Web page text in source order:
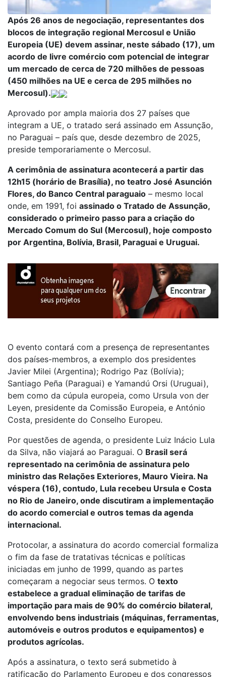
Após 26 anos de negociação, representantes dos
blocos de integração regional Mercosul e União
Europeia (UE) devem assinar, neste sábado (17), um
acordo de livre comércio com potencial de integrar
um mercado de cerca de 720 milhões de pessoas
(450 milhões na UE e cerca de 295 milhões no
Mercosul).
Aprovado por ampla maioria dos 27 países que
integram a UE, o tratado será assinado em Assunção,
no Paraguai – país que, desde dezembro de 2025,
preside temporariamente o Mercosul.
A cerimônia de assinatura acontecerá a partir das
12h15 (horário de Brasília), no teatro José Asunción
Flores, do Banco Central paraguaio – mesmo local
onde, em 1991, foi assinado o Tratado de Assunção,
considerado o primeiro passo para a criação do
Mercado Comum do Sul (Mercosul), hoje composto
por Argentina, Bolívia, Brasil, Paraguai e Uruguai.
O evento contará com a presença de representantes
dos países-membros, a exemplo dos presidentes
Javier Milei (Argentina); Rodrigo Paz (Bolívia);
Santiago Peña (Paraguai) e Yamandú Orsi (Uruguai),
bem como da cúpula europeia, como Ursula von der
Leyen, presidente da Comissão Europeia, e António
Costa, presidente do Conselho Europeu.
Por questões de agenda, o presidente Luiz Inácio Lula
da Silva, não viajará ao Paraguai. O Brasil será
representado na cerimônia de assinatura pelo
ministro das Relações Exteriores, Mauro Vieira. Na
véspera (16), contudo, Lula recebeu Ursula e Costa
no Rio de Janeiro, onde discutiram a implementação
do acordo comercial e outros temas da agenda
internacional.
Protocolar, a assinatura do acordo comercial formaliza
o fim da fase de tratativas técnicas e políticas
iniciadas em junho de 1999, quando as partes
começaram a negociar seus termos. O texto
estabelece a gradual eliminação de tarifas de
importação para mais de 90% do comércio bilateral,
envolvendo bens industriais (máquinas, ferramentas,
automóveis e outros produtos e equipamentos) e
produtos agrícolas.
Após a assinatura, o texto será submetido à
ratificação do Parlamento Europeu e dos congressos